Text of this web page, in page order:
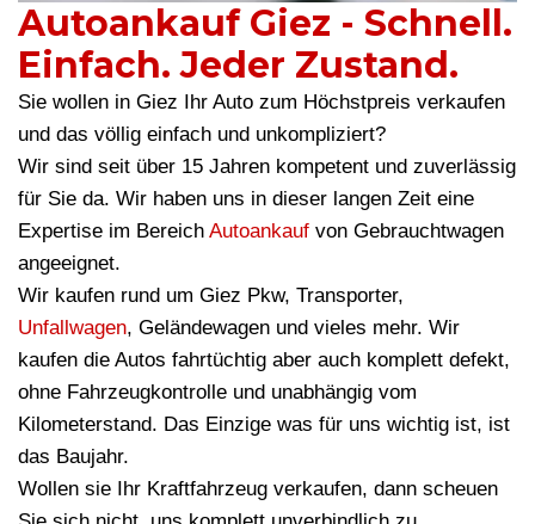
Autoankauf Giez - Schnell.
Einfach. Jeder Zustand.
Sie wollen in Giez Ihr Auto zum Höchstpreis verkaufen
und das völlig einfach und unkompliziert?
Wir sind seit über 15 Jahren kompetent und zuverlässig
für Sie da. Wir haben uns in dieser langen Zeit eine
Expertise im Bereich Autoankauf von Gebrauchtwagen
angeeignet.
Wir kaufen rund um Giez Pkw, Transporter,
Unfallwagen, Geländewagen und vieles mehr. Wir
kaufen die Autos fahrtüchtig aber auch komplett defekt,
ohne Fahrzeugkontrolle und unabhängig vom
Kilometerstand. Das Einzige was für uns wichtig ist, ist
das Baujahr.
Wollen sie Ihr Kraftfahrzeug verkaufen, dann scheuen